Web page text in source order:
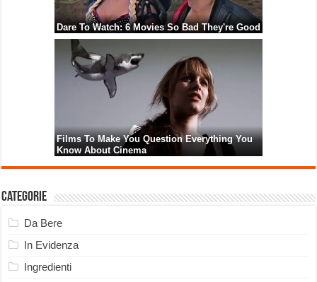
Categorie
Da Bere
In Evidenza
Ingredienti